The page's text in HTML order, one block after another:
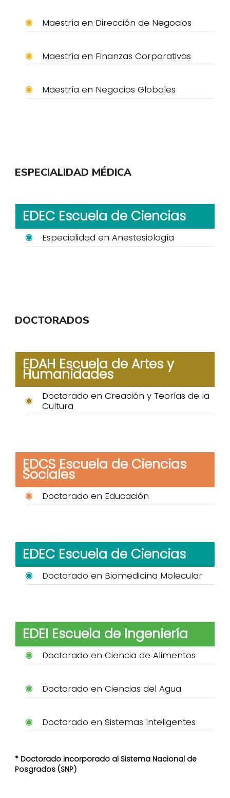
Maestría en Dirección de Negocios
Maestría en Finanzas Corporativas
Maestría en Negocios Globales
ESPECIALIDAD MÉDICA
EDEC Escuela de Ciencias
Especialidad en Anestesiología
DOCTORADOS
EDAH Escuela de Artes y
Humanidades
Doctorado en Creación y Teorías de la
Cultura
EDCS Escuela de Ciencias
Sociales
Doctorado en Educación
EDEC Escuela de Ciencias
Doctorado en Biomedicina Molecular
EDEI Escuela de Ingeniería
Doctorado en Ciencia de Alimentos
Doctorado en Ciencias del Agua
Doctorado en Sistemas Inteligentes
* Doctorado incorporado al Sistema Nacional de
Posgrados (SNP)